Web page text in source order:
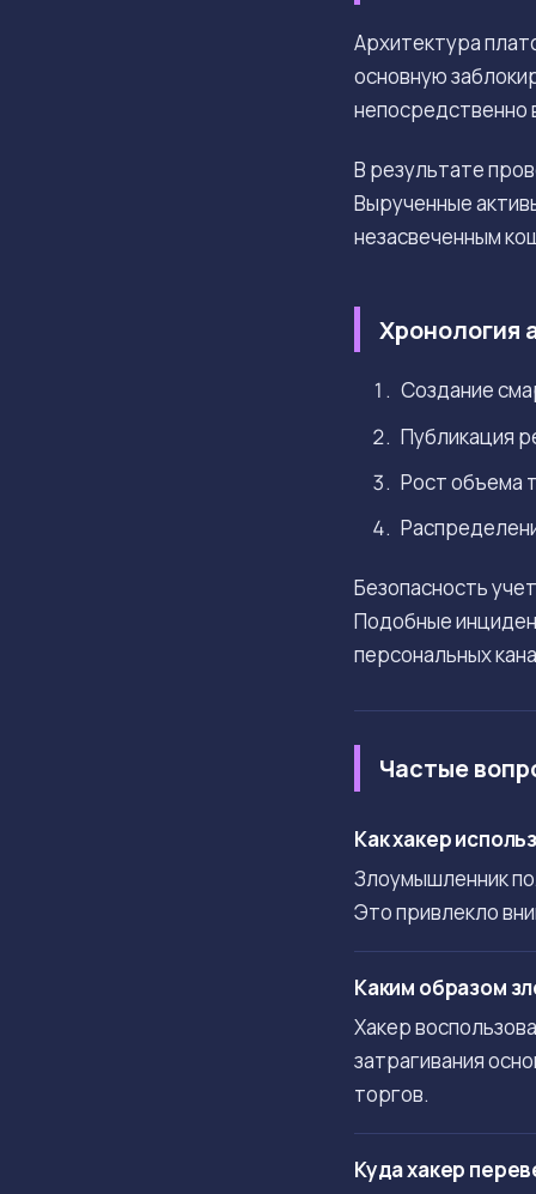
Архитектура
основную
непосредственно
В результате
Вырученные
незасвеченным
Хронология
Создание
Публикация
Рост объема
Безопасность
Подобные
персональных
Частые
Как хакер
Злоумышленник
Это привлекло
Каким образом
Хакер
затрагивания
торгов.
Куда хакер